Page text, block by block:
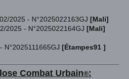
2025 - N°2025022163GJ [Mali]
2025 - N°2025022164GJ [Mali]
N°2025111665GJ [Étampes91 ]
Combat Urbain®: